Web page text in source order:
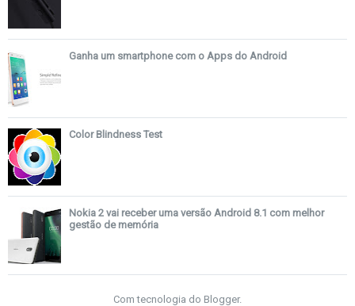
Ganha um smartphone com o Apps do Android
Color Blindness Test
Nokia 2 vai receber uma versão Android 8.1 com melhor
gestão de memória
Com tecnologia do Blogger.